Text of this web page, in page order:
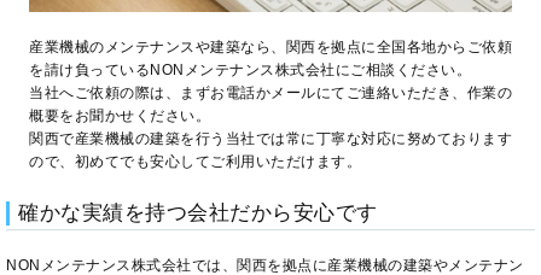
産業機械のメンテナンスや建築なら、関西を拠点に全国各地からご依頼
を請け負っているNONメンテナンス株式会社にご相談ください。
当社へご依頼の際は、まずお電話かメールにてご連絡いただき、作業の
概要をお聞かせください。
関西で産業機械の建築を行う当社では常に丁寧な対応に努めております
ので、初めてでも安心してご利用いただけます。
確かな実績を持つ会社だから安心です
NONメンテナンス株式会社では、関西を拠点に産業機械の建築やメンテナン